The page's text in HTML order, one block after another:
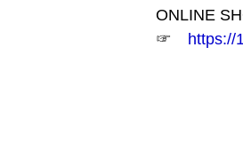
ONLINE
☞ https://